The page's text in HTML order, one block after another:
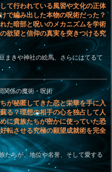
て行われている風習や文化の正体
で編み出した本物の呪術だった？
た暗部と呪いのメカニズムを学術
欲望と信仰の真実を突きつける究
まきや神社の絵馬、さらにはてるて
関係の魔術・呪術
が秘匿してきた恋と栄華を手に入
る？理想の相手の心を独占して人
に貴族たちが密かに使っていた恐
転させる究極の願望成就術を完全
たちが、地位や名誉、そして愛する